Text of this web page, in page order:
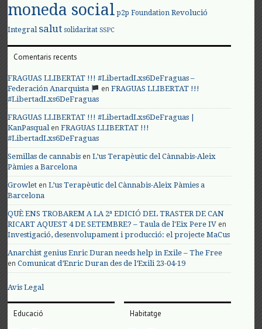
moneda social p2p Foundation Revolució
Integral salut solidaritat SSPC
Comentaris recents
FRAGUAS LLIBERTAT !!! #LibertadLxs6DeFraguas –
Federación Anarquista
enFRAGUAS LLIBERTAT !!!
#LibertadLxs6DeFraguas
FRAGUAS LLIBERTAT !!! #LibertadLxs6DeFraguas |
KanPasqualenFRAGUAS LLIBERTAT !!!
#LibertadLxs6DeFraguas
Semillas de cannabis enL’us Terapèutic del Cànnabis-Aleix
Pàmies a Barcelona
Growlet enL’us Terapèutic del Cànnabis-Aleix Pàmies a
Barcelona
QUÈ ENS TROBAREM A LA 2ª EDICIÓ DEL TRASTER DE CAN
RICART AQUEST 4 DE SETEMBRE? – Taula de l'Eix Pere IV en
Investigació, desenvolupament i producció: el projecte MaCus
Anarchist genius Enric Duran needs help in Exile – The Free
enComunicat d’Enric Duran des de l’Exili 23-04-19
Avis Legal
Educació Habitatge